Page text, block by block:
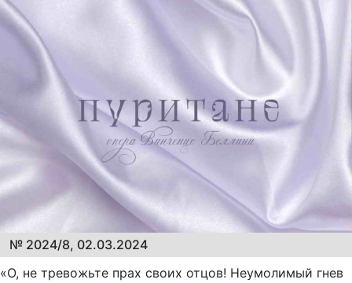
№ 2024/8, 02.03.2024
«О, не тревожьте прах своих отцов! Неумолимый гнев